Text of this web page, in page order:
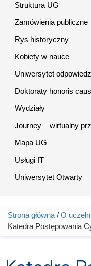
Struktura UG
Zamówienia publiczne
Rys historyczny
Kobiety w nauce
Uniwersytet
Doktoraty honoris
Wydziały
Journey – wirtualny
Mapa UG
Usługi IT
Uniwersytet Otwarty
Jesteś tutaj
Strona główna / O
Katedra Postępowania